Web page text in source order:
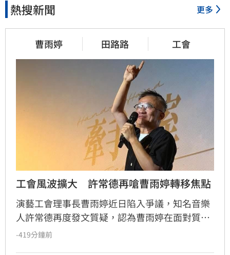
熱搜新聞 更多
曹雨婷 田路路 工會
工會風波擴大　許常德再嗆曹雨婷轉移焦點
演藝工會理事長曹雨婷近日陷入爭議，知名音樂
人許常德再度發文質疑，認為曹雨婷在面對質疑
時，不應反問資深藝人池秋美關於田路路協助的
-419分鐘前